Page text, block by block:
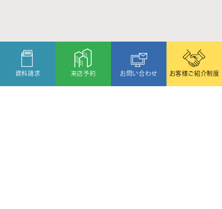
資料請求 来店予約 お問い合わせ お客様ご紹介制度